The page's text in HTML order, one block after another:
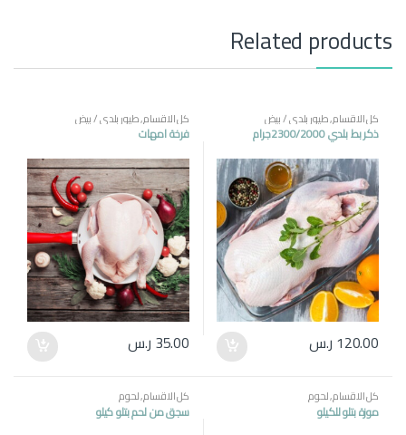
Related products
كل الاقسام,طيور بلدي / بيض
ذكر بط بلدي 2300/2000جرام
120.00 ر.س
كل الاقسام,طيور بلدي / بيض
فرخة امهات
35.00 ر.س
كل الاقسام,لحوم
موزة بتلو للكيلو
كل الاقسام,لحوم
سجق من لحم بتلو كيلو